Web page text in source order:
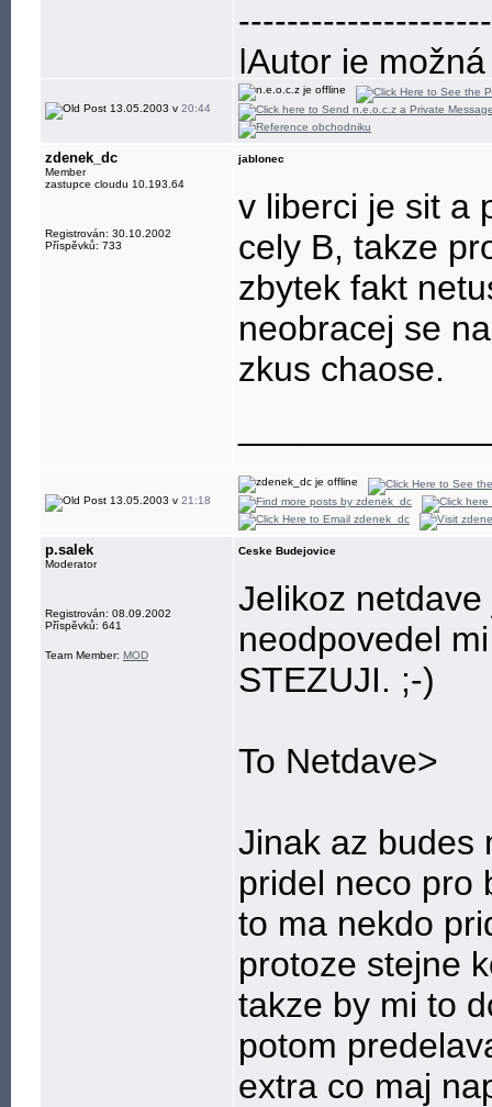
|Autor je
13.05.2003 v 20:44
zdenek_dc
Member
zastupce cloudu 10.193.64
Registrován: 30.10.2002
Příspěvků: 733
jablonec
v liberci je sit a
cely B, takze
zbytek fakt
neobracej se
zkus chaose.
13.05.2003 v 21:18
p.salek
Moderator
Registrován: 08.09.2002
Příspěvků: 641
Team Member: MOD
Ceske Budejovice
Jelikoz
neodpovedel
STEZUJI. ;-)
To Netdave>
Jinak az budes
pridel neco pro
to ma nekdo
protoze stejne
takze by mi to
potom
extra co maj